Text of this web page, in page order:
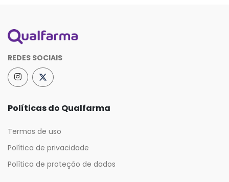
REDES SOCIAIS
Políticas do Qualfarma
Termos de uso
Política de privacidade
Política de proteção de dados